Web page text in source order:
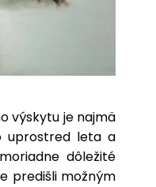
výskytu je najmä
uprostred leta a
dôležité
predišli možným